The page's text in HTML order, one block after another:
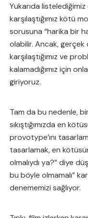
Yukarıda
karşılaştığımız kötü
sorusuna “harika bir
olabilir. Ancak,
karşılaştığımız ve
kalamadığımız için
giriyoruz.
Tam da bu nedenle,
sıkıştığımızda en
provotype’ını
tasarlamak, en
olmalıydı ya?” diye
bu böyle olmamalı”
denememizi sağlıyor.